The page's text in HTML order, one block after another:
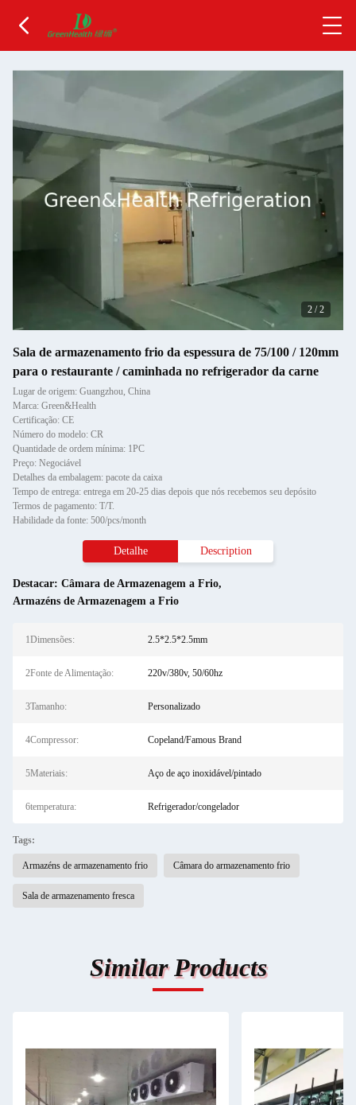
2 /2
Sala de armazenamento frio da espessura de 75/100 / 120mm
para o restaurante / caminhada no refrigerador da carne
Lugar de origem: Guangzhou, China
Marca: Green&Health
Certificação: CE
Número do modelo: CR
Quantidade de ordem mínima: 1PC
Preço: Negociável
Detalhes da embalagem: pacote da caixa
Tempo de entrega: entrega em 20-25 dias depois que nós recebemos seu depósito
Termos de pagamento: T/T.
Habilidade da fonte: 500/pcs/month
Detalhe Description
Destacar: Câmara de Armazenagem a Frio,
Armazéns de Armazenagem a Frio
1Dimensões: 2.5*2.5*2.5mm
2Fonte de Alimentação: 220v/380v, 50/60hz
3Tamanho: Personalizado
4Compressor: Copeland/Famous Brand
5Materiais: Aço de aço inoxidável/pintado
6temperatura: Refrigerador/congelador
Tags:
Armazéns de armazenamento frio Câmara do armazenamento frio
Sala de armazenamento fresca
Similar Products